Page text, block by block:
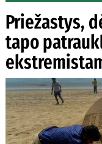
Priežastys,
tapo